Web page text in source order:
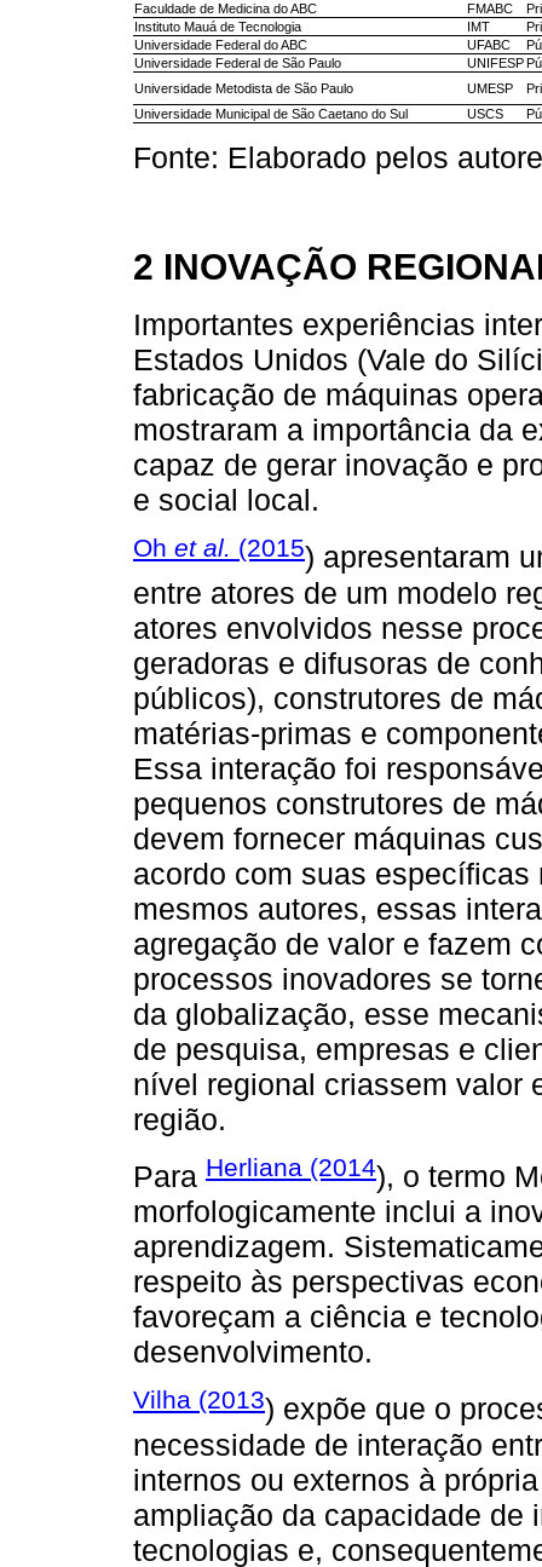
Faculdade de Medicina do ABC
FMABC
Instituto Mauá de Tecnologia
IMT
Universidade Federal do ABC
UFABC
Universidade Federal de São Paulo
UNIFESP
Universidade Metodista de São Paulo
UMESP
Universidade Municipal de São Caetano do Sul
USCS
Fonte: Elaborado pelos
2 INOVAÇÃO
Importantes experiências
Estados Unidos (Vale do
fabricação de máquinas
mostraram a importância da
capaz de gerar inovação e
e social local.
Oh et al. (2015) apresentaram
entre atores de um modelo
atores envolvidos nesse
geradoras e difusoras de
públicos), construtores de
matérias-primas e
Essa interação foi
pequenos construtores de
devem fornecer máquinas
acordo com suas
mesmos autores, essas
agregação de valor e fazem
processos inovadores se
da globalização, esse
de pesquisa, empresas e
nível regional criassem valor
região.
Para Herliana (2014), o termo
morfologicamente inclui a
aprendizagem.
respeito às perspectivas
favoreçam a ciência e
desenvolvimento.
Vilha (2013) expõe que o
necessidade de interação
internos ou externos à
ampliação da capacidade de
tecnologias e,